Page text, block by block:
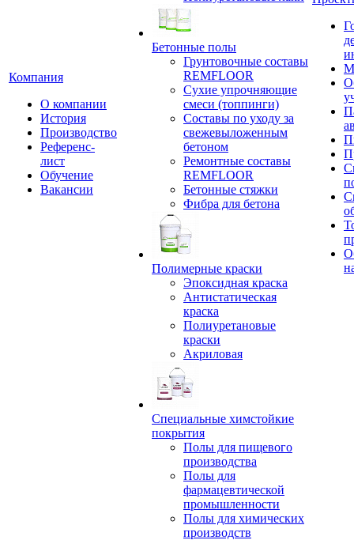
Компания
О компании
История
Производство
Референс-
лист
Обучение
Вакансии
Бетонные полы
Грунтовочные составы
REMFLOOR
Сухие упрочняющие
смеси (топпинги)
Составы по уходу за
свежевыложенным
бетоном
Ремонтные составы
REMFLOOR
Бетонные стяжки
Фибра для бетона
Полимерные краски
Эпоксидная краска
Антистатическая
краска
Полиуретановые
краски
Акриловая
Специальные химстойкие
покрытия
Полы для пищевого
производства
Полы для
фармацевтической
промышленности
Полы для химических
производств